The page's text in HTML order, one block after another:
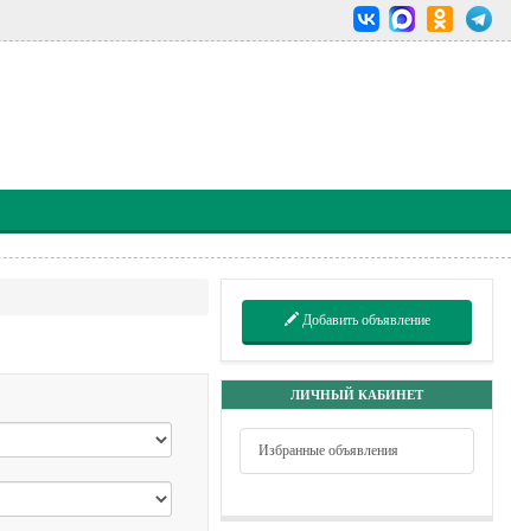
Добавить объявление
ЛИЧНЫЙ КАБИНЕТ
Избранные объявления